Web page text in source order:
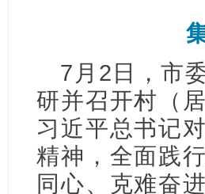
7月2日，市
研并召开村（
习近平总书记
精神，全面践
同心、克难奋